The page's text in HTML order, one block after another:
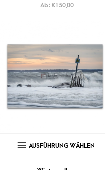
Ab: €150,00
AUSFÜHRUNG WÄHLEN